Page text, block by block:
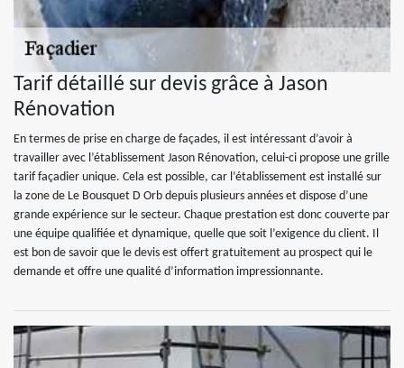
Tarif détaillé sur devis grâce à Jason
Rénovation
En termes de prise en charge de façades, il est intéressant d’avoir à
travailler avec l’établissement Jason Rénovation, celui-ci propose une grille
tarif façadier unique. Cela est possible, car l’établissement est installé sur
la zone de Le Bousquet D Orb depuis plusieurs années et dispose d’une
grande expérience sur le secteur. Chaque prestation est donc couverte par
une équipe qualifiée et dynamique, quelle que soit l’exigence du client. Il
est bon de savoir que le devis est offert gratuitement au prospect qui le
demande et offre une qualité d’information impressionnante.